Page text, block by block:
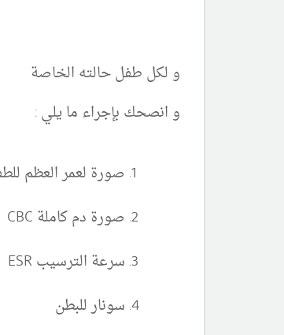
و لكل طفل حالته الخاصة
و انصحك بإجراء ما يلي :
صورة لعمر العظم
صورة دم كاملة CBC
سرعة الترسيب ESR
سونار للبطن